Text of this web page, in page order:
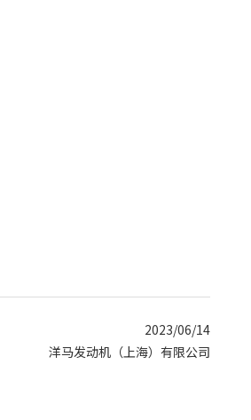
2023/06/14
洋马发动机（上海）有限公司